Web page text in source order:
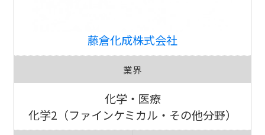
藤倉化成株式会社
業界
化学・医療
化学2（ファインケミカル・その他分野）